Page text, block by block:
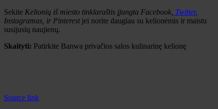
Sekite Kelionių iš miesto tinklaraštis įjungta Facebook Twitter,
Instagramas ir Pinterestjei norite daugiau su kelionėmis ir maistu
susijusių naujienų.
Skaityti: Patirkite Banwa privačios salos kulinarinę kelionę
Source link